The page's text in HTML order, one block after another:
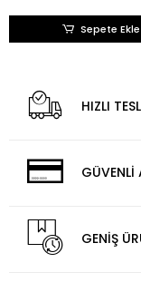
Sepete Ekle
HIZLI
GÜVENLİ
GENİŞ